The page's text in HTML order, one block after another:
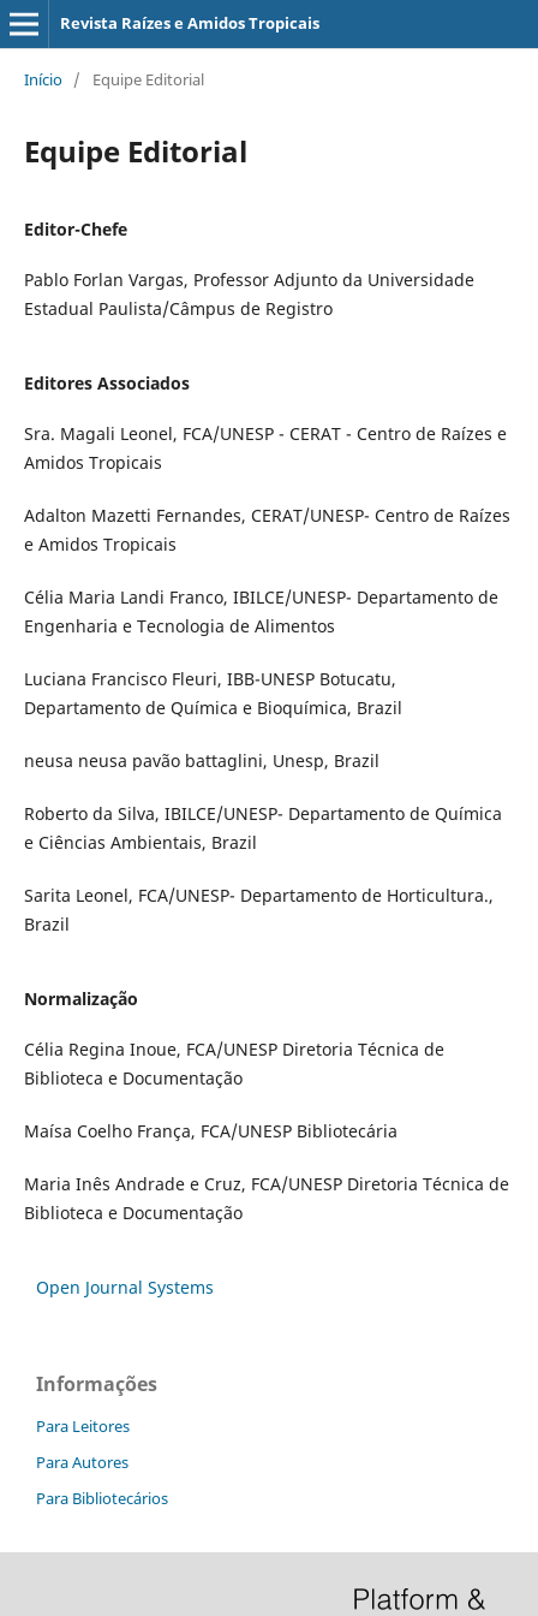
Revista Raízes e Amidos Tropicais
Início / Equipe Editorial
Equipe Editorial
Editor-Chefe
Pablo Forlan Vargas, Professor Adjunto da Universidade
Estadual Paulista/Câmpus de Registro
Editores Associados
Sra. Magali Leonel, FCA/UNESP - CERAT - Centro de Raízes e
Amidos Tropicais
Adalton Mazetti Fernandes, CERAT/UNESP- Centro de Raízes
e Amidos Tropicais
Célia Maria Landi Franco, IBILCE/UNESP- Departamento de
Engenharia e Tecnologia de Alimentos
Luciana Francisco Fleuri, IBB-UNESP Botucatu,
Departamento de Química e Bioquímica, Brazil
neusa neusa pavão battaglini, Unesp, Brazil
Roberto da Silva, IBILCE/UNESP- Departamento de Química
e Ciências Ambientais, Brazil
Sarita Leonel, FCA/UNESP- Departamento de Horticultura.,
Brazil
Normalização
Célia Regina Inoue, FCA/UNESP Diretoria Técnica de
Biblioteca e Documentação
Maísa Coelho França, FCA/UNESP Bibliotecária
Maria Inês Andrade e Cruz, FCA/UNESP Diretoria Técnica de
Biblioteca e Documentação
Open Journal Systems
Informações
Para Leitores
Para Autores
Para Bibliotecários